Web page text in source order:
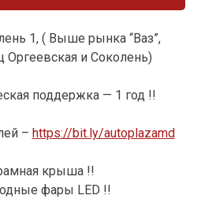
1, ( Выше рынка “Ваз”,
Оргеевская и Соколень)
поддержка — 1 год !!
– https://bit.ly/autoplazamd
крыша !!
фары LED !!